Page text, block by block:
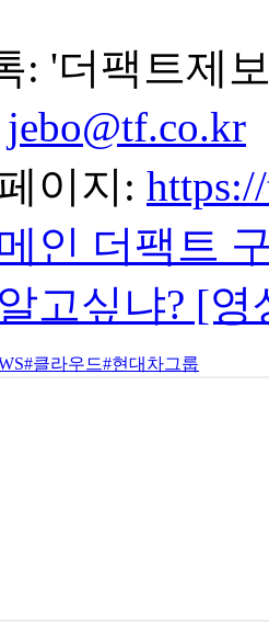
: '더팩트제
jebo@tf.co.kr
이지:
인 더팩트
고싶냐? [
#클라우드#현대차그룹